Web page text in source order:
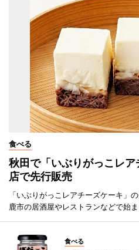
食べる
秋田で「いぶりがっこレ
店で先行販売
「いぶりがっこレアチーズケーキ」
鹿市の居酒屋やレストランなどで始ま
食べる